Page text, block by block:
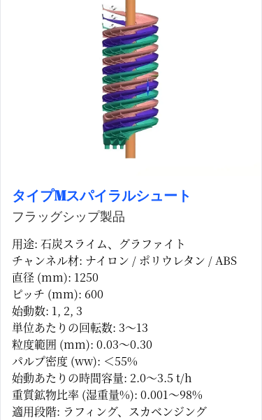
タイプMスパイラルシュート
フラッグシップ製品
用途: 石炭スライム、グラファイト
チャンネル材: ナイロン / ポリウレタン / ABS
直径 (mm): 1250
ピッチ (mm): 600
始動数: 1, 2, 3
単位あたりの回転数: 3～13
粒度範囲 (mm): 0.03～0.30
パルプ密度 (ww): ＜55%
始動あたりの時間容量: 2.0～3.5 t/h
重質鉱物比率 (湿重量%): 0.001～98%
適用段階: ラフィング、スカベンジング